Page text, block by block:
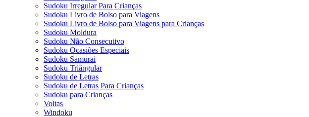
Sudoku Irregular Para Crianças
Sudoku Livro de Bolso para Viagens
Sudoku Livro de Bolso para Viagens para Crianças
Sudoku Moldura
Sudoku Não Consecutivo
Sudoku Ocasiões Especiais
Sudoku Samurai
Sudoku Triângular
Sudoku de Letras
Sudoku de Letras Para Crianças
Sudoku para Crianças
Voltas
Windoku